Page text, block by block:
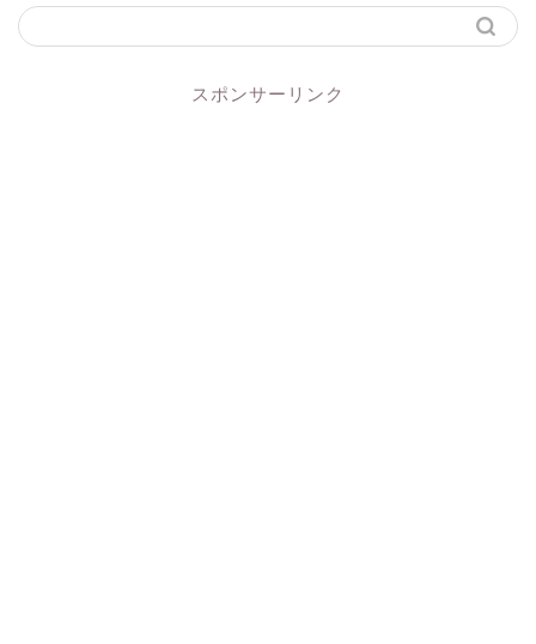
スポンサーリンク